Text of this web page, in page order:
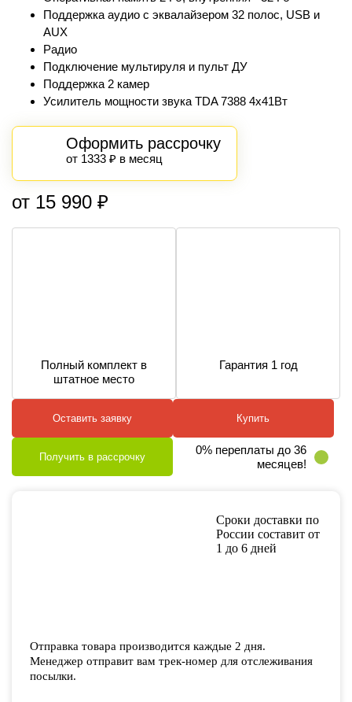
Поддержка аудио с эквалайзером 32 полос, USB и
AUX
Радио
Подключение мультируля и пульт ДУ
Поддержка 2 камер
Усилитель мощности звука TDA 7388 4х41Вт
Оформить рассрочку
от 1333 ₽ в месяц
от 15 990 ₽
Полный комплект в
штатное место
Гарантия 1 год
Оставить заявку Купить
Получить в рассрочку
0% переплаты до 36
месяцев!
Сроки доставки по
России составит от
1 до 6 дней
Отправка товара производится каждые 2 дня.
Менеджер отправит вам трек-номер для отслеживания
посылки.